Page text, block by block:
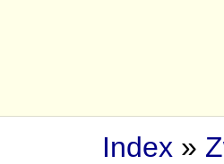
Index »